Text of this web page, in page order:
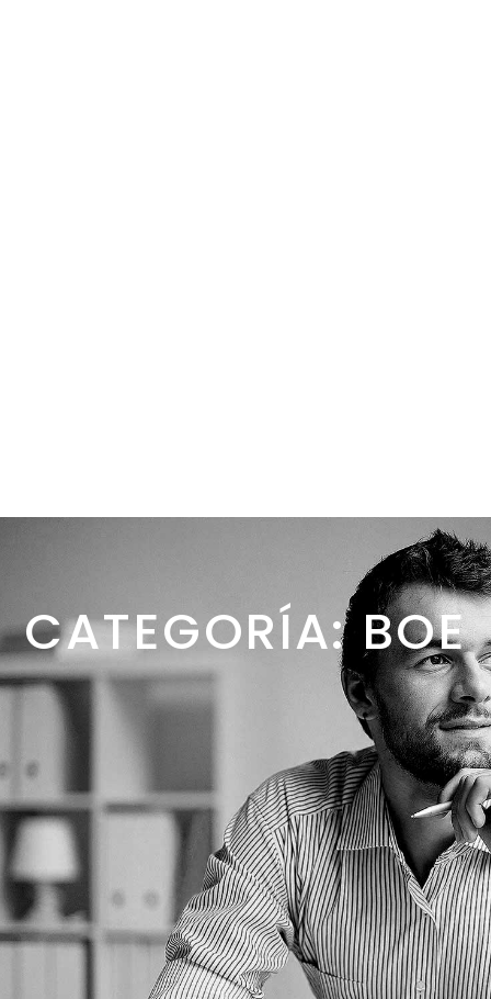
CATEGORÍA: BOE